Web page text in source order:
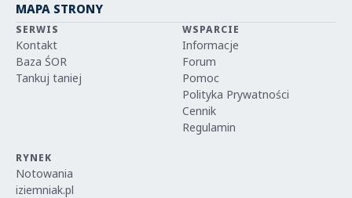
MAPA STRONY
SERWIS
Kontakt
Baza ŚOR
Tankuj taniej
WSPARCIE
Informacje
Forum
Pomoc
Polityka Prywatności
Cennik
Regulamin
RYNEK
Notowania
iziemniak.pl